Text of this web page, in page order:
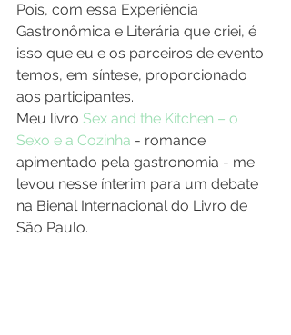
Pois, com essa Experiência
Gastronômica e Literária que criei, é
isso que eu e os parceiros de evento
temos, em síntese, proporcionado
aos participantes.
Meu livro Sex and the Kitchen – o
Sexo e a Cozinha - romance
apimentado pela gastronomia - me
levou nesse ínterim para um debate
na Bienal Internacional do Livro de
São Paulo.